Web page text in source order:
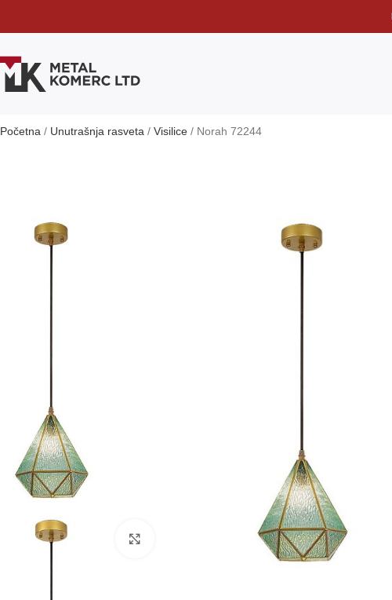
Početna Unutrašnja rasveta Visilice Norah 72244